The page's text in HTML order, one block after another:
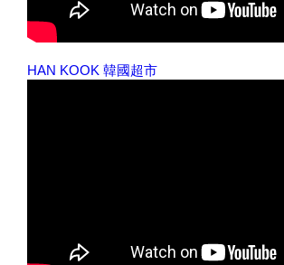
HAN KOOK 韓國超市